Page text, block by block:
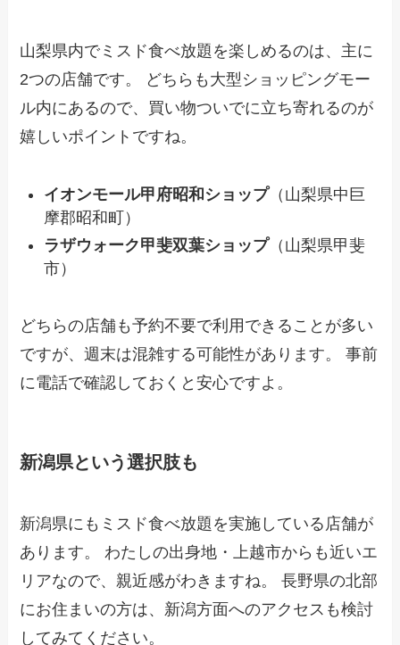
山梨県内でミスド食べ放題を楽しめるのは、主に
2つの店舗です。 どちらも大型ショッピングモー
ル内にあるので、買い物ついでに立ち寄れるのが
嬉しいポイントですね。
イオンモール甲府昭和ショップ（山梨県中巨
摩郡昭和町）
ラザウォーク甲斐双葉ショップ（山梨県甲斐
市）
どちらの店舗も予約不要で利用できることが多い
ですが、週末は混雑する可能性があります。 事前
に電話で確認しておくと安心ですよ。
新潟県という選択肢も
新潟県にもミスド食べ放題を実施している店舗が
あります。 わたしの出身地・上越市からも近いエ
リアなので、親近感がわきますね。 長野県の北部
にお住まいの方は、新潟方面へのアクセスも検討
してみてください。